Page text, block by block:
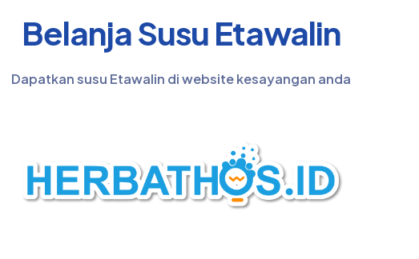
Belanja Susu Etawalin
Dapatkan susu Etawalin di website kesayangan anda